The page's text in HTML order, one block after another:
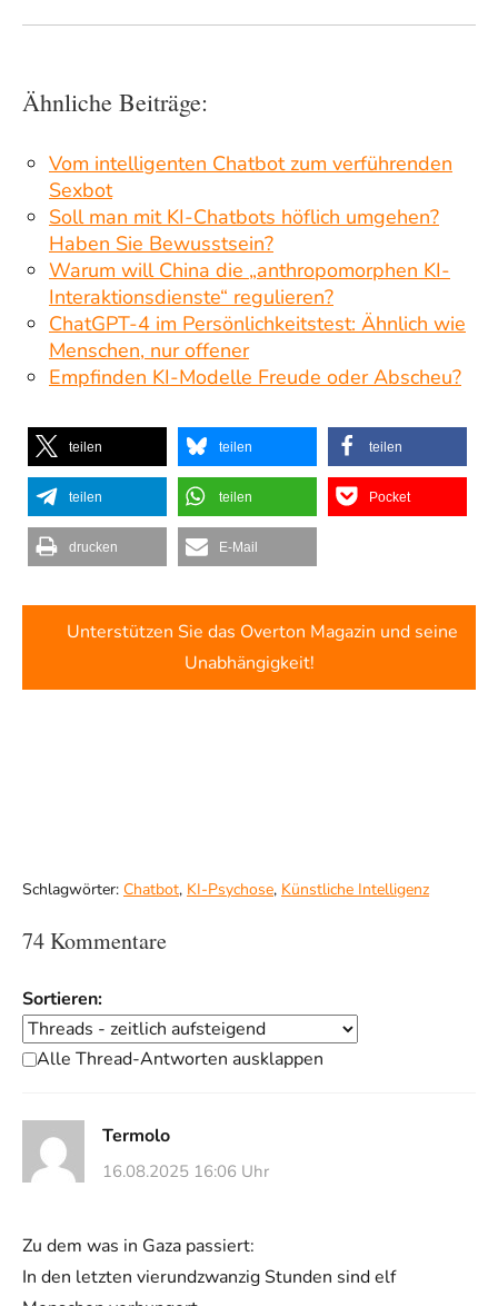
Ähnliche Beiträge:
Vom intelligenten Chatbot zum verführenden
Sexbot
Soll man mit KI-Chatbots höflich umgehen?
Haben Sie Bewusstsein?
Warum will China die „anthropomorphen KI-
Interaktionsdienste“ regulieren?
ChatGPT-4 im Persönlichkeitstest: Ähnlich wie
Menschen, nur offener
Empfinden KI-Modelle Freude oder Abscheu?
teilen teilen teilen
teilen teilen Pocket
drucken E-Mail
Unterstützen Sie das Overton Magazin und seine
Unabhängigkeit!
Schlagwörter: Chatbot, KI-Psychose, Künstliche Intelligenz
74 Kommentare
Sortieren:
Alle Thread-Antworten ausklappen
Termolo
16.08.2025 16:06 Uhr
Zu dem was in Gaza passiert:
In den letzten vierundzwanzig Stunden sind elf